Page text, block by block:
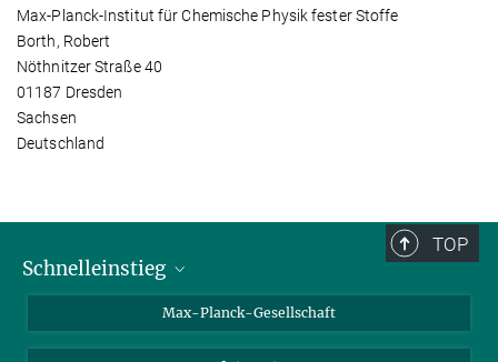
Max-Planck-Institut für Chemische Physik fester Stoffe
Borth, Robert
Nöthnitzer Straße 40
01187 Dresden
Sachsen
Deutschland
TOP
Schnelleinstieg
Ansprechpartner*innenMax-Planck-Gesellschaft